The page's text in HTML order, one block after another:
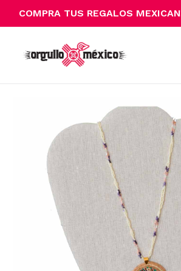
contenido
COMPRA TUS REGALOS